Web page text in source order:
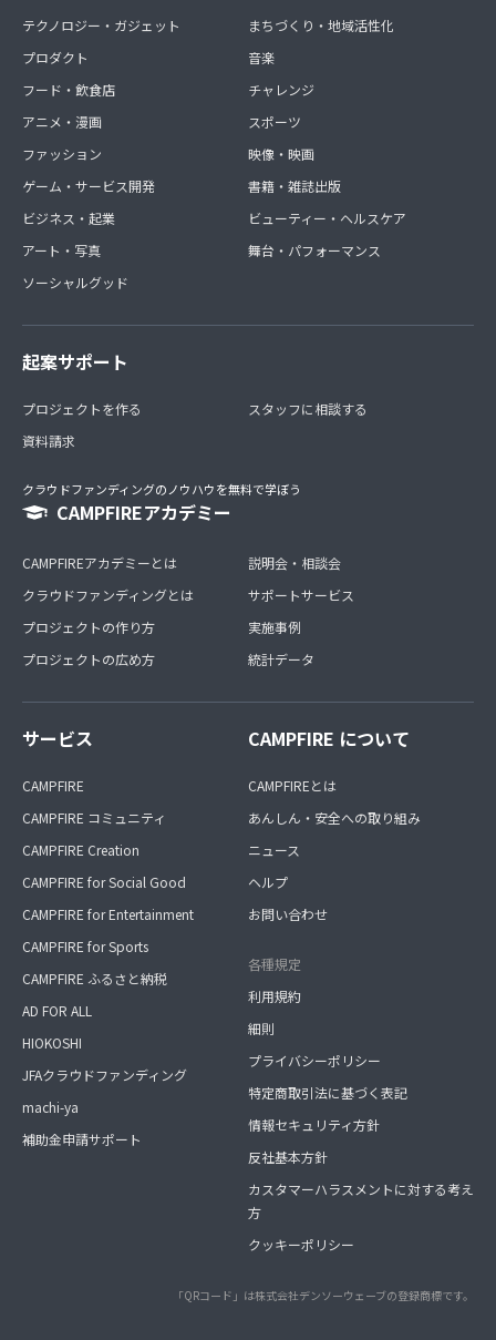
テクノロジー・ガジェット
プロダクト
フード・飲食店
アニメ・漫画
ファッション
ゲーム・サービス開発
ビジネス・起業
アート・写真
ソーシャルグッド
まちづくり・地域活性化
音楽
チャレンジ
スポーツ
映像・映画
書籍・雑誌出版
ビューティー・ヘルスケア
舞台・パフォーマンス
起案サポート
プロジェクトを作る
資料請求
スタッフに相談する
クラウドファンディングのノウハウを無料で学ぼう
CAMPFIREアカデミー
CAMPFIREアカデミーとは
クラウドファンディングとは
プロジェクトの作り方
プロジェクトの広め方
説明会・相談会
サポートサービス
実施事例
統計データ
サービス
CAMPFIRE
CAMPFIRE コミュニティ
CAMPFIRE Creation
CAMPFIRE for Social Good
CAMPFIRE for Entertainment
CAMPFIRE for Sports
CAMPFIRE ふるさと納税
AD FOR ALL
HIOKOSHI
JFAクラウドファンディング
machi-ya
補助金申請サポート
CAMPFIRE について
CAMPFIREとは
あんしん・安全への取り組み
ニュース
ヘルプ
お問い合わせ
各種規定
利用規約
細則
プライバシーポリシー
特定商取引法に基づく表記
情報セキュリティ方針
反社基本方針
カスタマーハラスメントに対する考え
方
クッキーポリシー
「QRコード」は株式会社デンソーウェーブの登録商標です。